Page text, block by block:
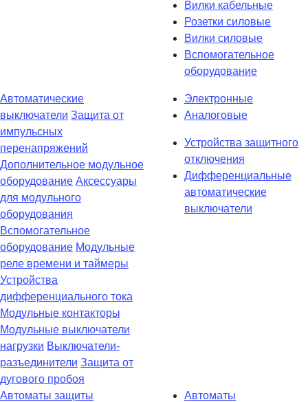
Вилки кабельные
Розетки силовые
Вилки силовые
Вспомогательное
оборудование
Автоматические
выключатели Защита от
импульсных
перенапряжений
Дополнительное модульное
оборудование Аксессуары
для модульного
оборудования
Вспомогательное
оборудование Модульные
реле времени и таймеры
Устройства
дифференциального тока
Модульные контакторы
Модульные выключатели
нагрузки Выключатели-
разъединители Защита от
дугового пробоя
Электронные
Аналоговые
Устройства защитного
отключения
Дифференциальные
автоматические
выключатели
Автоматы защиты
Автоматы